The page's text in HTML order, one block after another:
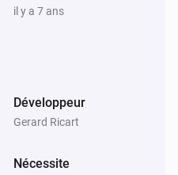
il y a 7 ans
Développeur
Gerard Ricart
Nécessite